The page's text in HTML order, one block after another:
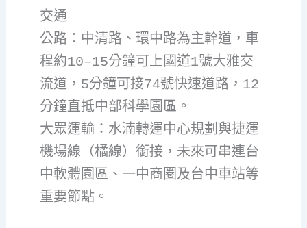
交通
公路：中清路、環中路為主幹道，車
程約10–15分鐘可上國道1號大雅交
流道，5分鐘可接74號快速道路，12
分鐘直抵中部科學園區。
大眾運輸：水湳轉運中心規劃與捷運
機場線（橘線）銜接，未來可串連台
中軟體園區、一中商圈及台中車站等
重要節點。